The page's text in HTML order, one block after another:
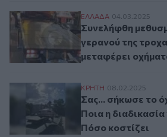
Συνελήφθη
ΕΛΛAΔΑ 04.03.2025
Συνελήφθη
γερανού της
μεταφέρει
Σας... σήκωσε το
ΚΡΗΤΗ 08.02.2025
Σας... σήκωσε το
Ποια η
Πόσο κοστίζει